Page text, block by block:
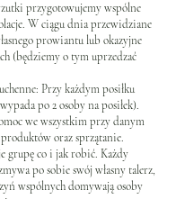
przygotowujemy wspólne
W ciągu dnia przewidziane
prowiantu lub okazyjne
(będziemy o tym uprzedzać
Przy każdym posiłku
po 2 osoby na posiłek).
we wszystkim przy danym
oraz sprzątanie.
grupę co i jak robić. Każdy
po sobie swój własny talerz,
wspólnych domywają osoby